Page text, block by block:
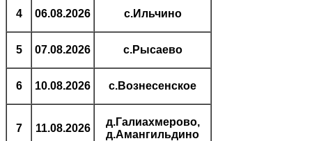
4 06.08.2026 с.Ильчино
5 07.08.2026 с.Рысаево
6 10.08.2026 с.Вознесенское
7 11.08.2026
д.Галиахмерово,
д.Амангильдино